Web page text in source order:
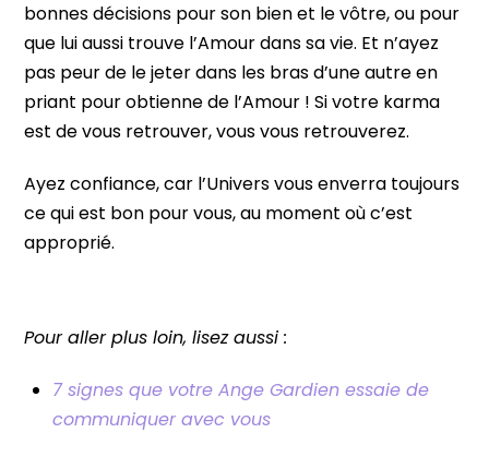
bonnes décisions pour son bien et le vôtre, ou pour
que lui aussi trouve l’Amour dans sa vie. Et n’ayez
pas peur de le jeter dans les bras d’une autre en
priant pour obtienne de l’Amour ! Si votre karma
est de vous retrouver, vous vous retrouverez.
Ayez confiance, car l’Univers vous enverra toujours
ce qui est bon pour vous, au moment où c’est
approprié.
Pour aller plus loin, lisez aussi :
7 signes que votre Ange Gardien essaie de
communiquer avec vous